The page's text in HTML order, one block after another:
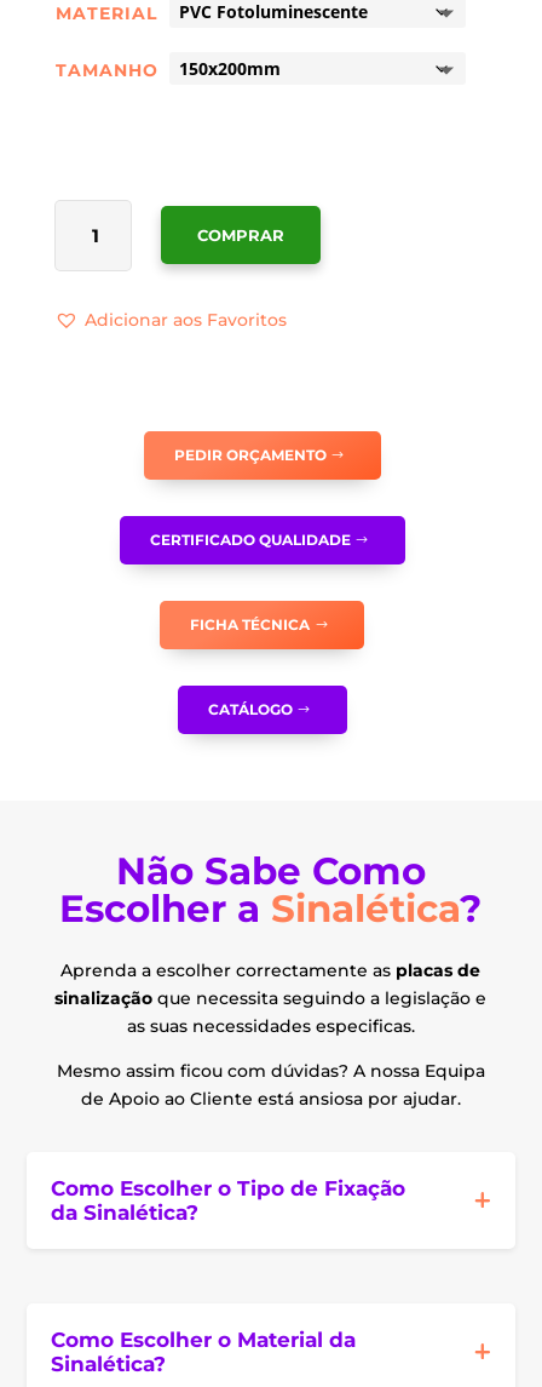
MATERIAL
TAMANHO
QUANTIDADE
SINALÉTICA
DE
CARRETEL
COMPRAR
Adicionar aos Favoritos
PEDIR ORÇAMENTO
CERTIFICADO QUALIDADE
FICHA TÉCNICA
CATÁLOGO
Não Sabe Como
Escolher a Sinalética?
Aprenda a escolher correctamente as placas de
sinalização que necessita seguindo a legislação e
as suas necessidades especificas.
Mesmo assim ficou com dúvidas? A nossa Equipa
de Apoio ao Cliente está ansiosa por ajudar.
Como Escolher o Tipo de Fixação
da Sinalética?
Como Escolher o Material da
Sinalética?